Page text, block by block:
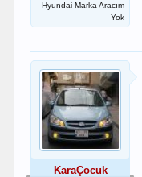
Hyundai Marka Aracım
Yok
KaraÇocuk